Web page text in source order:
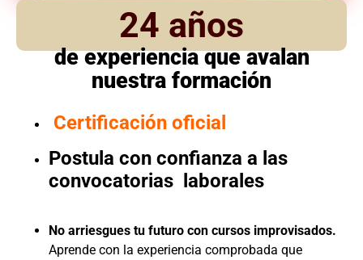
24 años
de experiencia que avalan
nuestra formación
Certificación oficial
Postula con confianza a las
convocatorias laborales
No arriesgues tu futuro con cursos improvisados.
Aprende con la experiencia comprobada que